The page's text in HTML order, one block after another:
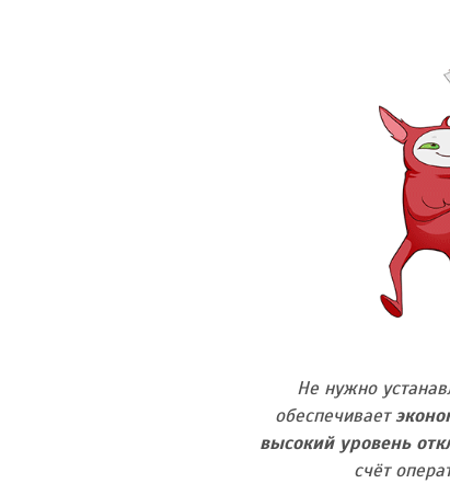
Не нужно
обеспечивает
высокий уровень
счёт